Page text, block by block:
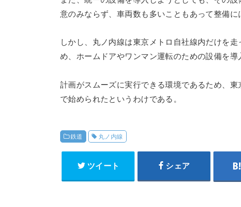
意のみならず、車両数も多いこともあって整備に
しかし、丸ノ内線は東京メトロ自社線内だけを
め、ホームドアやワンマン運転のための設備を導
計画がスムーズに実行できる環境であるため、
で始められたというわけである。
鉄道 丸ノ内線
ツイート シェア